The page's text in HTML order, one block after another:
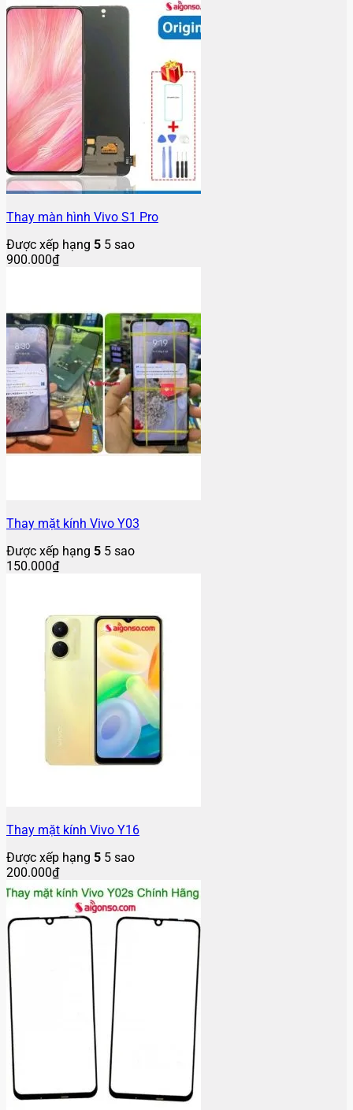
Thay màn hình Vivo S1 Pro
Được xếp hạng 5 5 sao
900.000₫
Thay mặt kính Vivo Y03
Được xếp hạng 5 5 sao
150.000₫
Thay mặt kính Vivo Y16
Được xếp hạng 5 5 sao
200.000₫